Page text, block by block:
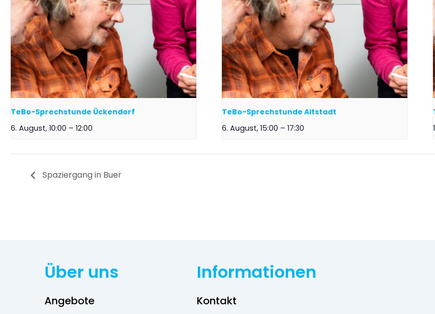
TeBo-Sprechstunde Ückendorf
6. August, 10:00 – 12:00
TeBo-Sprechstunde Altstadt
6. August, 15:00 – 17:30
Spaziergang in Buer
Über uns
Angebote
Informationen
Kontakt